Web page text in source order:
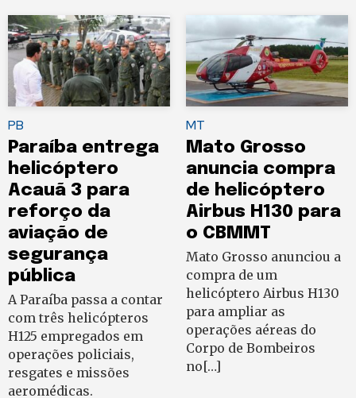
PB
Paraíba entrega
helicóptero
Acauã 3 para
reforço da
aviação de
segurança
pública
A Paraíba passa a contar
com três helicópteros
H125 empregados em
operações policiais,
resgates e missões
aeromédicas.
MT
Mato Grosso
anuncia compra
de helicóptero
Airbus H130 para
o CBMMT
Mato Grosso anunciou a
compra de um
helicóptero Airbus H130
para ampliar as
operações aéreas do
Corpo de Bombeiros
no[…]